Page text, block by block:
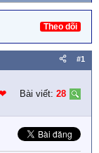
Theo dõi
#1
Bài viết: 28